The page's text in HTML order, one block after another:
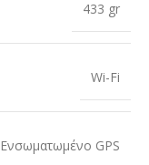
433 gr
Wi-Fi
Ενσωματωμένο GPS